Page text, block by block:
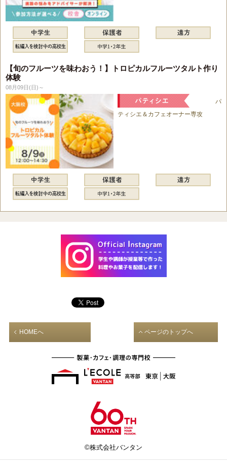
【旬のフルーツを味わおう！】トロピカルフルーツタルト作り
体験
08月09日(日)～
パ
ティシエ＆カフェオーナー専攻
HOMEへ ページのトップへ
©株式会社バンタン